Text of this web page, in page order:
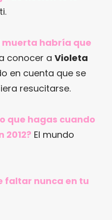
muerta habría que
conocer a Violeta
en cuenta que se
resucitarse.
que hagas cuando
2012? El mundo
faltar nunca en tu